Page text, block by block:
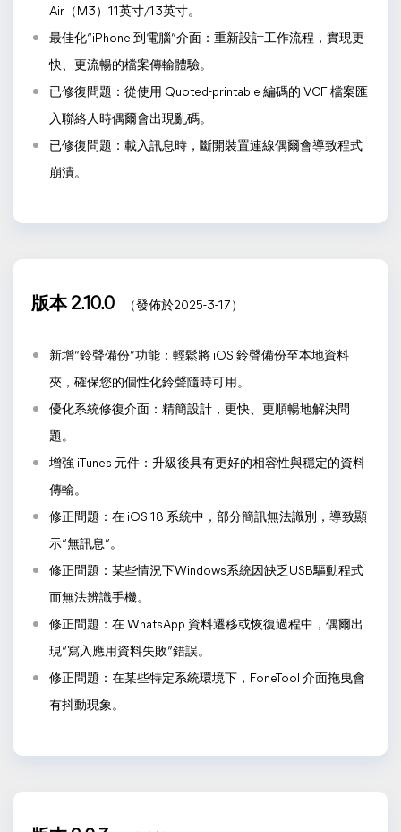
Air（M3）11英寸/13英寸。
最佳化“iPhone 到電腦”介面：重新設計工作流程，實現更
快、更流暢的檔案傳輸體驗。
已修復問題：從使用 Quoted-printable 編碼的 VCF 檔案匯
入聯絡人時偶爾會出現亂碼。
已修復問題：載入訊息時，斷開裝置連線偶爾會導致程式
崩潰。
版本 2.10.0 （發佈於2025-3-17）
新增“鈴聲備份”功能：輕鬆將 iOS 鈴聲備份至本地資料
夾，確保您的個性化鈴聲隨時可用。
優化系統修復介面：精簡設計，更快、更順暢地解決問
題。
增強 iTunes 元件：升級後具有更好的相容性與穩定的資料
傳輸。
修正問題：在 iOS 18 系統中，部分簡訊無法識別，導致顯
示“無訊息”。
修正問題：某些情況下Windows系統因缺乏USB驅動程式
而無法辨識手機。
修正問題：在 WhatsApp 資料遷移或恢復過程中，偶爾出
現“寫入應用資料失敗”錯誤。
修正問題：在某些特定系統環境下，FoneTool 介面拖曳會
有抖動現象。